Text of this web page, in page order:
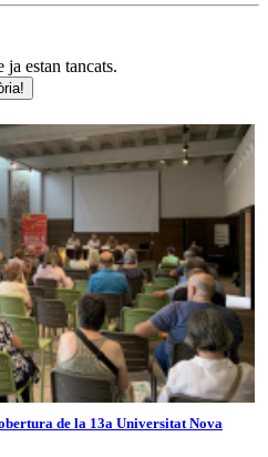
ja estan tancats.
de la 13a Universitat Nova